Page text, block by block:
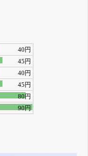
40円
45円
40円
45円
80円
90円